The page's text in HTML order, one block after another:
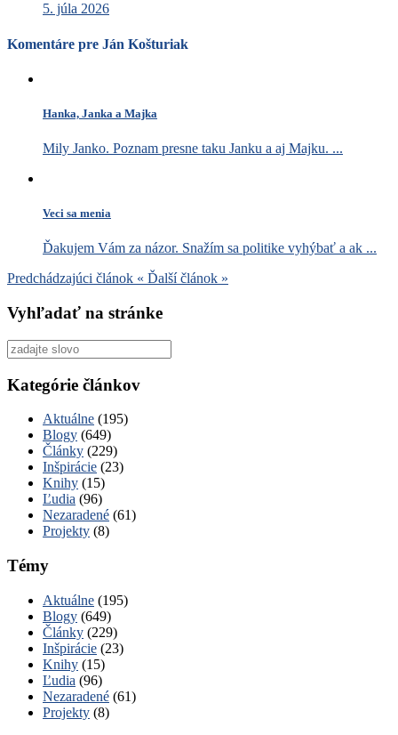
5. júla 2026
Komentáre pre Ján Košturiak
Hanka, Janka a Majka
Mily Janko. Poznam presne taku Janku a aj Majku. ...
Veci sa menia
Ďakujem Vám za názor. Snažím sa politike vyhýbať a ak ...
Predchádzajúci článok « Ďalší článok »
Vyhľadať na stránke
Vyhľadať
pre:
Kategórie článkov
Aktuálne (195)
Blogy (649)
Články (229)
Inšpirácie (23)
Knihy (15)
Ľudia (96)
Nezaradené (61)
Projekty (8)
Témy
Aktuálne (195)
Blogy (649)
Články (229)
Inšpirácie (23)
Knihy (15)
Ľudia (96)
Nezaradené (61)
Projekty (8)